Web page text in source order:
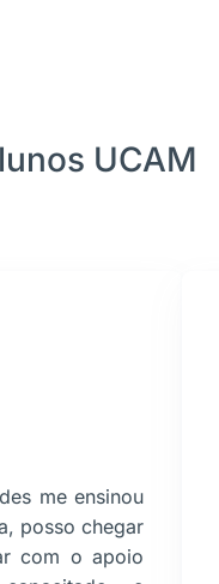
UCAM
me ensinou
posso chegar
com o apoio